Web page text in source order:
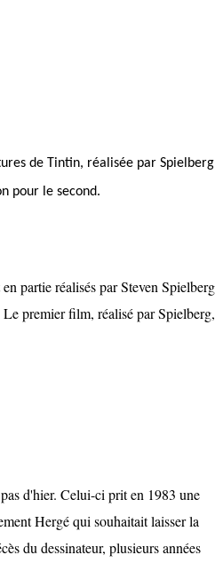
de Tintin, réalisée par Spielberg
pour le second.
partie réalisés par Steven Spielberg
premier film, réalisé par Spielberg,
d'hier. Celui-ci prit en 1983 une
Hergé qui souhaitait laisser la
du dessinateur, plusieurs années